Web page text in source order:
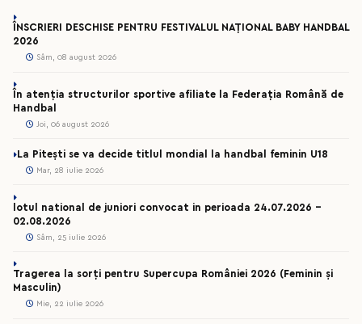
ÎNSCRIERI DESCHISE PENTRU FESTIVALUL NAȚIONAL BABY HANDBAL
2026
Sâm, 08 august 2026
În atenția structurilor sportive afiliate la Federația Română de
Handbal
Joi, 06 august 2026
La Pitești se va decide titlul mondial la handbal feminin U18
Mar, 28 iulie 2026
lotul national de juniori convocat in perioada 24.07.2026 –
02.08.2026
Sâm, 25 iulie 2026
Tragerea la sorți pentru Supercupa României 2026 (Feminin și
Masculin)
Mie, 22 iulie 2026